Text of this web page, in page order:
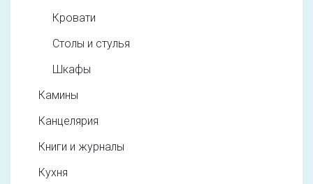
Кровати
Столы и стулья
Шкафы
Камины
Канцелярия
Книги и журналы
Кухня